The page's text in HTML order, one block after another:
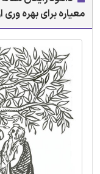
معیاره برای بهره وری